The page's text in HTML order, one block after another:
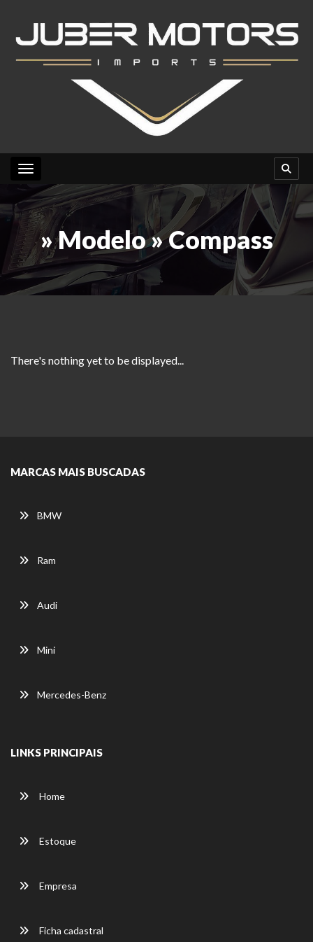
Toggle navigation
» Modelo » Compass
There's nothing yet to be displayed...
MARCAS MAIS BUSCADAS
BMW
Ram
Audi
Mini
Mercedes-Benz
LINKS PRINCIPAIS
Home
Estoque
Empresa
Ficha cadastral